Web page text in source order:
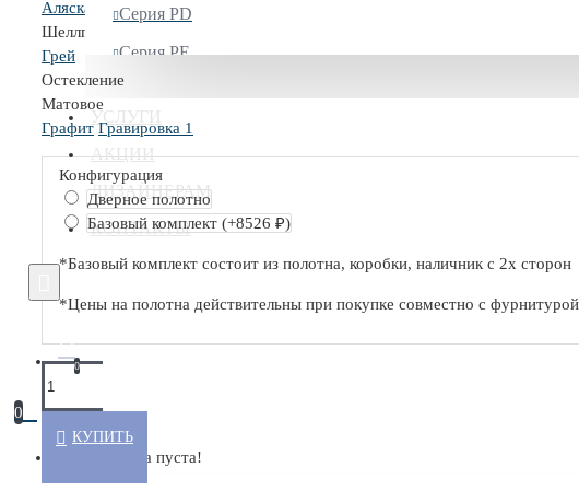
Серия PD
Серия PE
Серия PM
Серия PW
СКРЫТЫЕ ДВЕРИ
Серия 0PA
С ДРЕВЕСНЫМ ПОКРЫТИЕМ
УСЛУГИ
АКЦИИ
ДИЗАЙНЕРАМ
КОНТАКТЫ
0
0
Ваша корзина пуста!
Аляска
Манхэттен ДаркВайт
Шеллгрей
Грей
Остекление
Матовое
Графит Гравировка 1
Конфигурация
Дверное полотно
Базовый комплект (+8526 ₽)
*Базовый комплект состоит из полотна, коробки, наличник с 2х сторон
*Цены на полотна действительны при покупке совместно с
КУПИТЬ